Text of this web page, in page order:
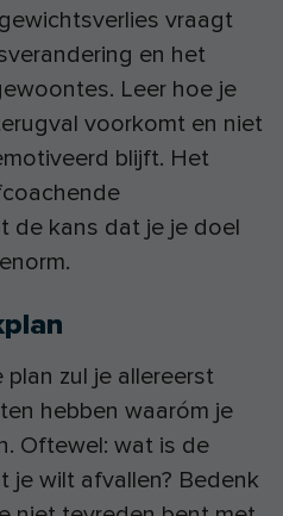
vraagt
en het
Leer hoe je
voorkomt en niet
blijft. Het
de kans dat je je doel
zul je allereerst
hebben waaróm je
Oftewel: wat is de
je wilt afvallen? Bedenk